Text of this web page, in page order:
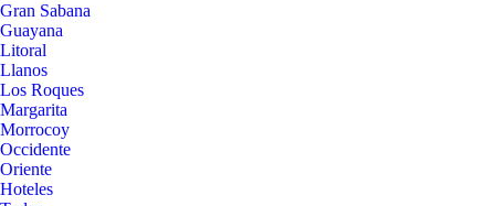
Gran Sabana
Guayana
Litoral
Llanos
Los Roques
Margarita
Morrocoy
Occidente
Oriente
Hoteles